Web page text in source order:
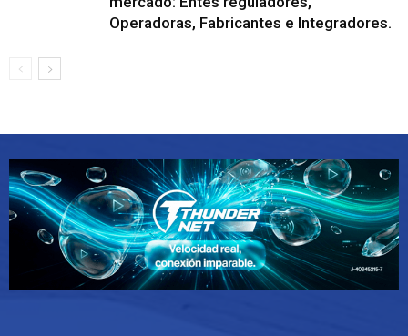
Operadoras, Fabricantes e Integradores.